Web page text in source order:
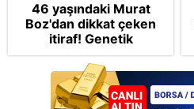
46 yaşındaki Murat
Boz'dan dikkat çeken
itiraf! Genetik
korkusunu açıkladı